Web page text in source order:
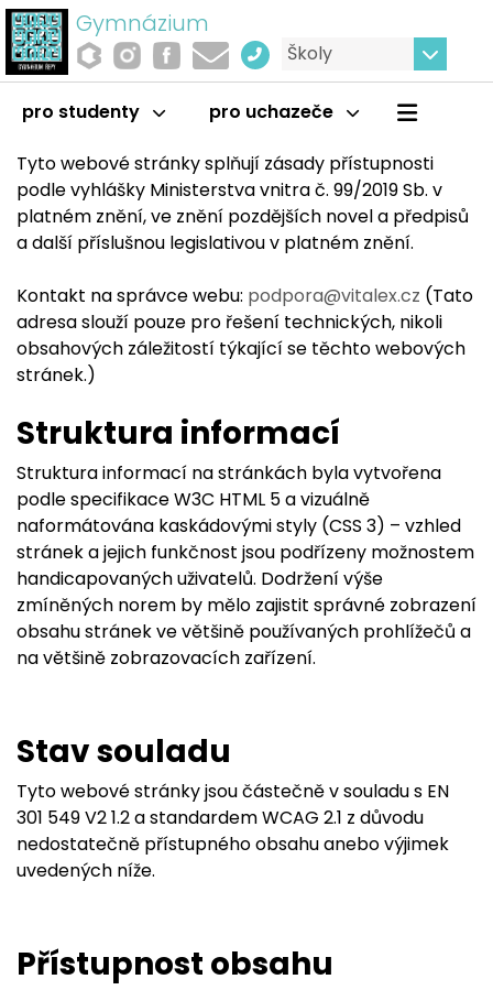
Gymnázium
Školy
pro studenty pro uchazeče
Prohlášení o přístupnosti
Tyto webové stránky splňují zásady přístupnosti
podle vyhlášky Ministerstva vnitra č. 99/2019 Sb. v
platném znění, ve znění pozdějších novel a předpisů
a další příslušnou legislativou v platném znění.
Kontakt na správce webu: podpora@vitalex.cz (Tato
adresa slouží pouze pro řešení technických, nikoli
obsahových záležitostí týkající se těchto webových
stránek.)
Struktura informací
Struktura informací na stránkách byla vytvořena
podle specifikace W3C HTML 5 a vizuálně
naformátována kaskádovými styly (CSS 3) – vzhled
stránek a jejich funkčnost jsou podřízeny možnostem
handicapovaných uživatelů. Dodržení výše
zmíněných norem by mělo zajistit správné zobrazení
obsahu stránek ve většině používaných prohlížečů a
na většině zobrazovacích zařízení.
Stav souladu
Tyto webové stránky jsou částečně v souladu s EN
301 549 V2 1.2 a standardem WCAG 2.1 z důvodu
nedostatečně přístupného obsahu anebo výjimek
uvedených níže.
Přístupnost obsahu